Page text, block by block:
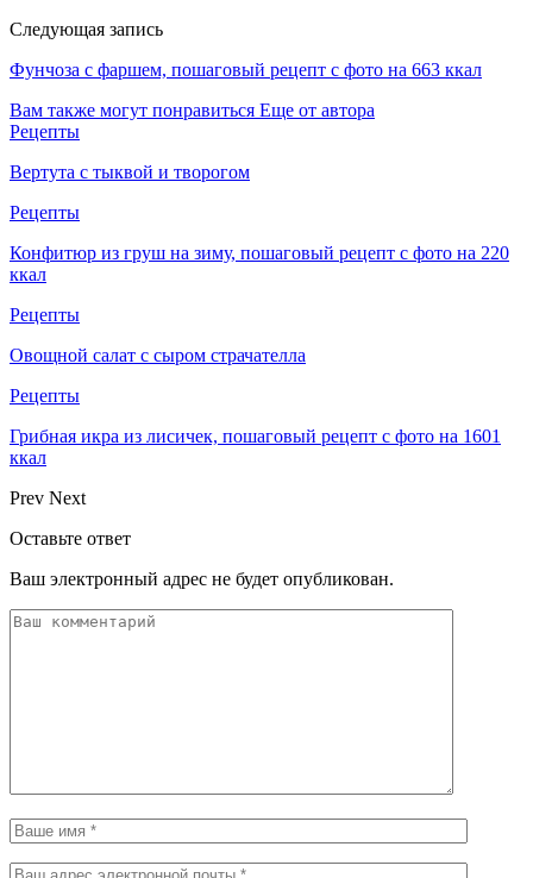
Следующая запись
Фунчоза с фаршем, пошаговый рецепт с фото на 663 ккал
Вам также могут понравиться Еще от автора
Рецепты
Вертута с тыквой и творогом
Рецепты
Конфитюр из груш на зиму, пошаговый рецепт с фото на 220
ккал
Рецепты
Овощной салат с сыром страчателла
Рецепты
Грибная икра из лисичек, пошаговый рецепт с фото на 1601
ккал
Prev Next
Оставьте ответ
Ваш электронный адрес не будет опубликован.